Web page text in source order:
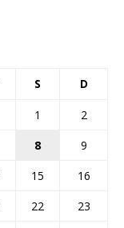
S D
1
2
8
9
15
16
22
23